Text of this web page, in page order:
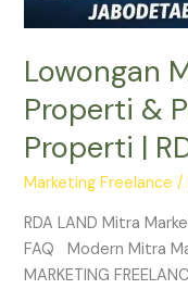
Lowongan
Properti &
Properti |
Marketing Freelance /
RDA LAND Mitra
FAQ Modern Mitra
MARKETING